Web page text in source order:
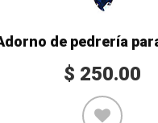
$ 250.00